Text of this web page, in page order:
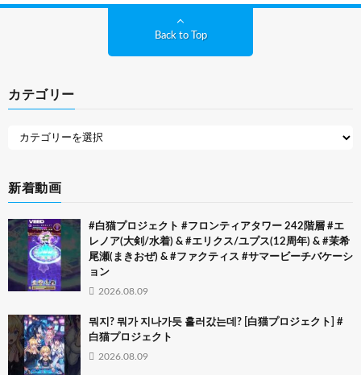
Back to Top
カテゴリー
新着動画
#白猫プロジェクト #フロンティアタワー 242階層 #エ
レノア(大剣/水着) & #エリクス/ユプス(12周年) & #茉希
尾瀬(まきおぜ) & #ファクティス #サマービーチバケーシ
ョン
2026.08.09
뭐지? 뭐가 지나가듯 흘러갔는데? [白猫プロジェクト] #
白猫プロジェクト
2026.08.09